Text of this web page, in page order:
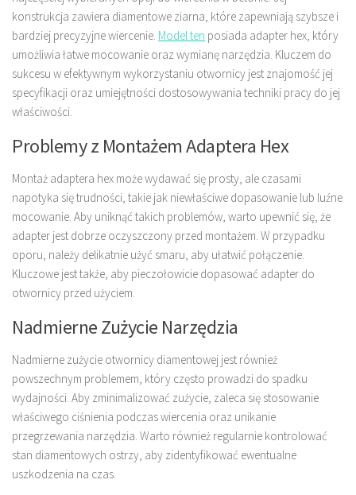
konstrukcja zawiera diamentowe ziarna, które zapewniają szybsze i
bardziej precyzyjne wiercenie. Model ten posiada adapter hex, który
umożliwia łatwe mocowanie oraz wymianę narzędzia. Kluczem do
sukcesu w efektywnym wykorzystaniu otwornicy jest znajomość jej
specyfikacji oraz umiejętności dostosowywania techniki pracy do jej
właściwości.
Problemy z Montażem Adaptera Hex
Montaż adaptera hex może wydawać się prosty, ale czasami
napotyka się trudności, takie jak niewłaściwe dopasowanie lub luźne
mocowanie. Aby uniknąć takich problemów, warto upewnić się, że
adapter jest dobrze oczyszczony przed montażem. W przypadku
oporu, należy delikatnie użyć smaru, aby ułatwić połączenie.
Kluczowe jest także, aby pieczołowicie dopasować adapter do
otwornicy przed użyciem.
Nadmierne Zużycie Narzędzia
Nadmierne zużycie otwornicy diamentowej jest również
powszechnym problemem, który często prowadzi do spadku
wydajności. Aby zminimalizować zużycie, zaleca się stosowanie
właściwego ciśnienia podczas wiercenia oraz unikanie
przegrzewania narzędzia. Warto również regularnie kontrolować
stan diamentowych ostrzy, aby zidentyfikować ewentualne
uszkodzenia na czas.